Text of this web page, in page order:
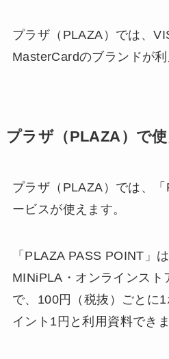
プラザ（PLAZA）では、
MasterCardのブランドが利
プラザ（PLAZA）で
プラザ（PLAZA）では、
ービスが使えます。
「PLAZA PASS POINT」
MINiPLA・オンラインスト
で、100円（税抜）ごとに
イント1円と利用資料できま